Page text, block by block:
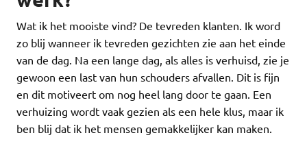
Wat ik het mooiste vind? De tevreden klanten. Ik word
zo blij wanneer ik tevreden gezichten zie aan het einde
van de dag. Na een lange dag, als alles is verhuisd, zie je
gewoon een last van hun schouders afvallen. Dit is fijn
en dit motiveert om nog heel lang door te gaan. Een
verhuizing wordt vaak gezien als een hele klus, maar ik
ben blij dat ik het mensen gemakkelijker kan maken.